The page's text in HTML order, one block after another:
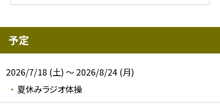
予定
2026/7/18 (土) ～ 2026/8/24 (月)
夏休みラジオ体操